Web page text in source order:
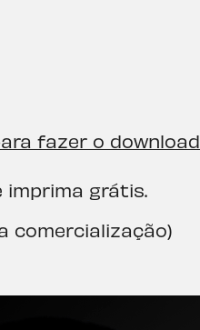
fazer o download
imprima grátis.
comercialização)